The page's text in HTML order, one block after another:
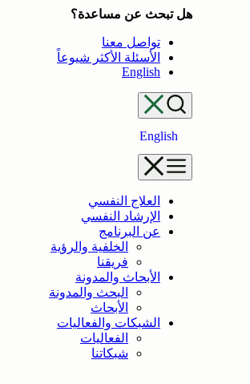
هل تبحث عن مساعدة؟
تواصل معنا
الأسئلة الأكثر شيوعاً
English
English
العلاج النفسي
الإرشاد النفسي
عن البرنامج
الخلفية والرؤية
فريقنا
الأبحاث والمدونة
البحث والمدونة
الأبحاث
الشبكات والفعاليات
الفعاليات
شبكاتنا